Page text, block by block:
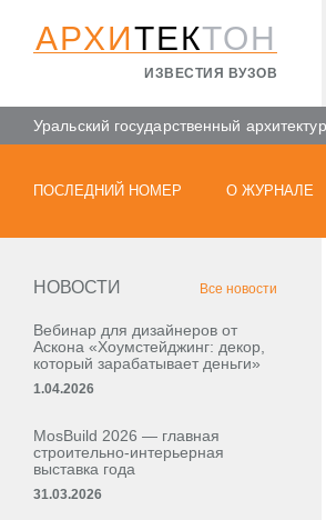
АРХИТЕКТОН
ИЗВЕСТИЯ ВУЗОВ
Уральский государственный
ПОСЛЕДНИЙ НОМЕР О ЖУРНАЛЕ
НОВОСТИ Все новости
Вебинар для дизайнеров от
Аскона «Хоумстейджинг: декор,
который зарабатывает деньги»
1.04.2026
MosBuild 2026 — главная
строительно-интерьерная
выставка года
31.03.2026